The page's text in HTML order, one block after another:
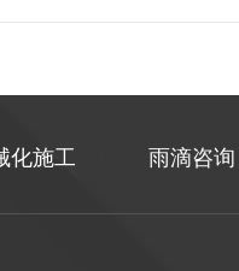
化施工 雨滴咨询